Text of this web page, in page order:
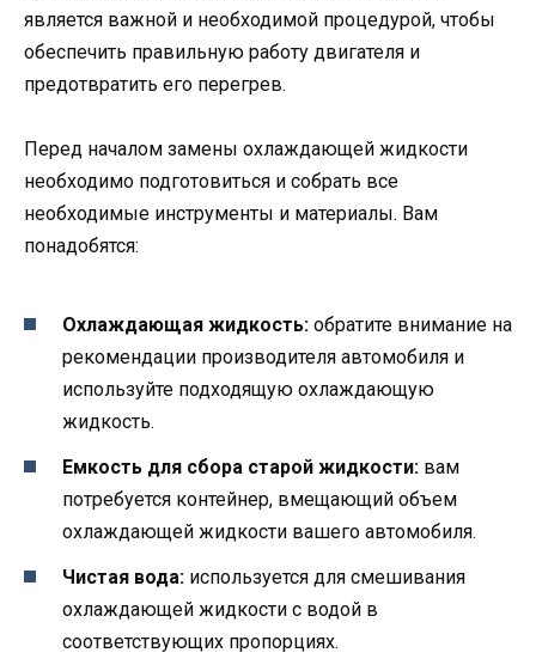
является важной и необходимой процедурой, чтобы
обеспечить правильную работу двигателя и
предотвратить его перегрев.
Перед началом замены охлаждающей жидкости
необходимо подготовиться и собрать все
необходимые инструменты и материалы. Вам
понадобятся:
Охлаждающая жидкость: обратите внимание на
рекомендации производителя автомобиля и
используйте подходящую охлаждающую
жидкость.
Емкость для сбора старой жидкости: вам
потребуется контейнер, вмещающий объем
охлаждающей жидкости вашего автомобиля.
Чистая вода: используется для смешивания
охлаждающей жидкости с водой в
соответствующих пропорциях.